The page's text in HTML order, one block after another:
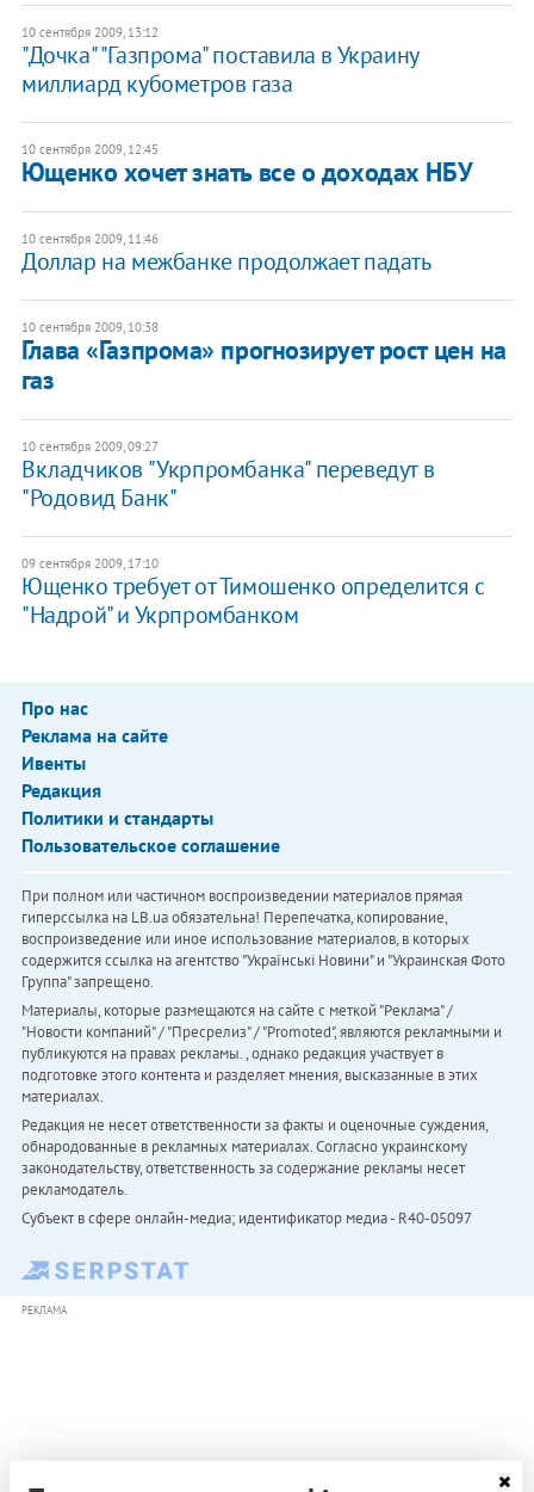
10 сентября 2009, 13:12
"Дочка" "Газпрома" поставила в Украину
миллиард кубометров газа
10 сентября 2009, 12:45
Ющенко хочет знать все о доходах НБУ
10 сентября 2009, 11:46
Доллар на межбанке продолжает падать
10 сентября 2009, 10:38
Глава «Газпрома» прогнозирует рост цен на
газ
10 сентября 2009, 09:27
Вкладчиков "Укрпромбанка" переведут в
"Родовид Банк"
09 сентября 2009, 17:10
Ющенко требует от Тимошенко определится с
"Надрой" и Укрпромбанком
Про нас
Реклама на сайте
Ивенты
Редакция
Политики и стандарты
Пользовательское соглашение
При полном или частичном воспроизведении материалов прямая
гиперссылка на LB.ua обязательна! Перепечатка, копирование,
воспроизведение или иное использование материалов, в которых
содержится ссылка на агентство "Українськi Новини" и "Украинская Фото
Группа" запрещено.
Материалы, которые размещаются на сайте с меткой "Реклама" /
"Новости компаний" / "Пресрелиз" / "Promoted", являются рекламными и
публикуются на правах рекламы. , однако редакция участвует в
подготовке этого контента и разделяет мнения, высказанные в этих
материалах.
Редакция не несет ответственности за факты и оценочные суждения,
обнародованные в рекламных материалах. Согласно украинскому
законодательству, ответственность за содержание рекламы несет
рекламодатель.
Субъект в сфере онлайн-медиа; идентификатор медиа - R40-05097
РЕКЛАМА